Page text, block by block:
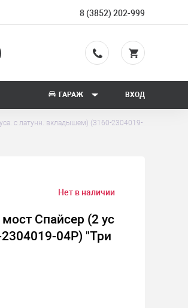
8 (3852) 202-999
ГАРАЖ ВХОД
с латунн. вкладышем) (3160-2304019-
Нет в наличии
Спайсер (2 ус
04Р) "Три